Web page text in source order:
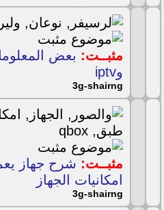
مثبــت: بعض
وiptv
3g-shairng
مثبــت:
امكانيات الجهاز
3g-shairng